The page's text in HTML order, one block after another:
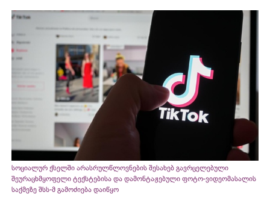
სოციალურ ქსელში არასრულწლოვნების შესახებ გავრცელებული
შეურაცხმყოფელი ტექსტებისა და დამონტაჟებული ფოტო-ვიდეომასალის
საქმეზე შსს-მ გამოძიება დაიწყო